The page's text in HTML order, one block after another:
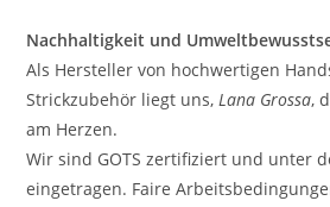
Nachhaltigkeit und
Als Hersteller von hochwertigen
Strickzubehör liegt uns,Lana Grossa,
am Herzen.
Wir sind GOTS zertifiziert und unter
eingetragen. Faire